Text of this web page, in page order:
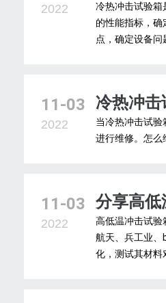
2022
冷热冲击试验箱
的性能指标，
点，确定设备
11-03
2022
冷热冲击
当冷热冲击试
进行维修。怎么
11-03
2022
分享高低
高低温冲击试验
航天、兵工业
化，测试其材料